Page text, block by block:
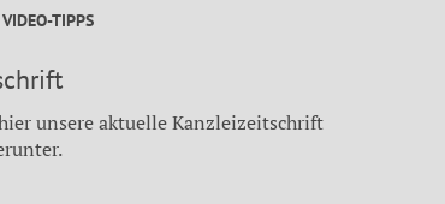
TIPPS
unsere aktuelle Kanzleizeitschrift